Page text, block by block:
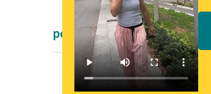
powieści Aleksandra Dumas